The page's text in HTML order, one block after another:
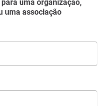
uma associação